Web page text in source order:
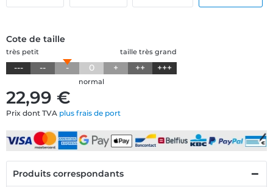
22,99 €
Prix dont TVA plus frais de port
Cote de taille
taille très grand
très petit
--- -- - 0 + ++ +++
normal
Produits correspondants